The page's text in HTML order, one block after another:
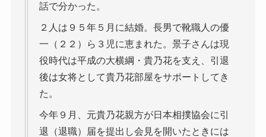
話で分かった。
２人は９５年５月に結婚。長男で靴職人の優
一（２２）ら３児に恵まれた。景子さんは現
役時代は平成の大横綱・貴乃花を支え、引退
後は女将として貴乃花部屋をサポートしてき
た。
今年９月、元貴乃花親方が日本相撲協会に引
退（退職）届を提出し会見を開いたときには